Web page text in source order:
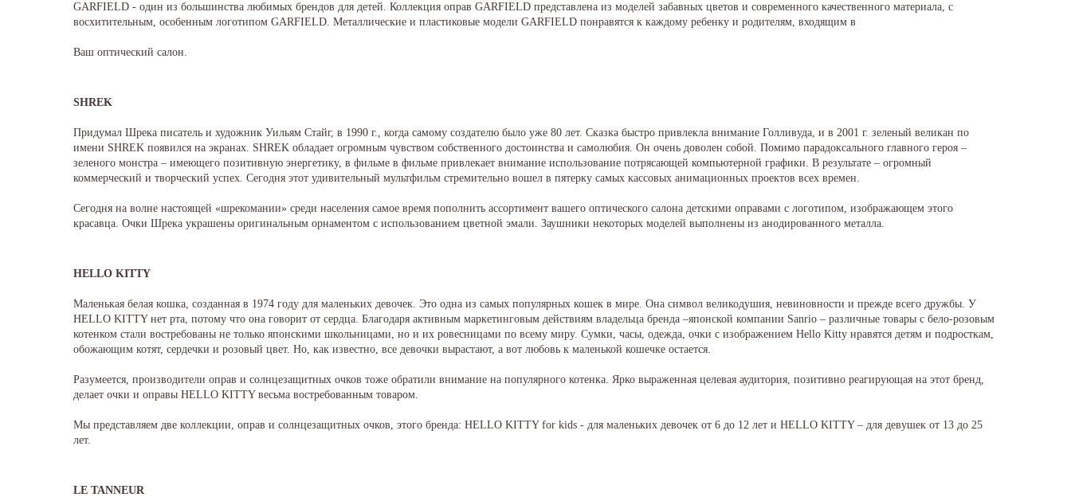
GARFIELD - один из большинства любимых брендов для детей. Коллекция оправ GARFIELD представлена из моделей забавных цветов и современного качественного материала, с
восхитительным, особенным логотипом GARFIELD. Металлические и пластиковые модели GARFIELD понравятся к каждому ребенку и родителям, входящим в
Ваш оптический салон.
SHREK
Придумал Шрека писатель и художник Уильям Стайг, в 1990 г., когда самому создателю было уже 80 лет. Сказка быстро привлекла внимание Голливуда, и в 2001 г. зеленый великан по
имени SHREK появился на экранах. SHREK обладает огромным чувством собственного достоинства и самолюбия. Он очень доволен собой. Помимо парадоксального главного героя –
зеленого монстра – имеющего позитивную энергетику, в фильме в фильме привлекает внимание использование потрясающей компьютерной графики. В результате – огромный
коммерческий и творческий успех. Сегодня этот удивительный мультфильм стремительно вошел в пятерку самых кассовых анимационных проектов всех времен.
Сегодня на волне настоящей «шрекомании» среди населения самое время пополнить ассортимент вашего оптического салона детскими оправами с логотипом, изображающем этого
красавца. Очки Шрека украшены оригинальным орнаментом с использованием цветной эмали. Заушники некоторых моделей выполнены из анодированного металла.
HELLO KITTY
Маленькая белая кошка, созданная в 1974 году для маленьких девочек. Это одна из самых популярных кошек в мире. Она символ великодушия, невиновности и прежде всего дружбы. У
HELLO KITTY нет рта, потому что она говорит от сердца. Благодаря активным маркетинговым действиям владельца бренда –японской компании Sanrio – различные товары с бело-розовым
котенком стали востребованы не только японскими школьницами, но и их ровесницами по всему миру. Сумки, часы, одежда, очки с изображением Hello Kitty нравятся детям и подросткам,
обожающим котят, сердечки и розовый цвет. Но, как известно, все девочки вырастают, а вот любовь к маленькой кошечке остается.
Разумеется, производители оправ и солнцезащитных очков тоже обратили внимание на популярного котенка. Ярко выраженная целевая аудитория, позитивно реагирующая на этот бренд,
делает очки и оправы HELLO KITTY весьма востребованным товаром.
Мы представляем две коллекции, оправ и солнцезащитных очков, этого бренда: HELLO KITTY for kids - для маленьких девочек от 6 до 12 лет и HELLO KITTY – для девушек от 13 до 25
лет.
LE TANNEUR